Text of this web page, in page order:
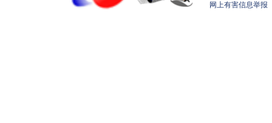
网上有害信息举报